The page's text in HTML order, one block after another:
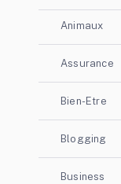
Animaux
Assurance
Bien-Etre
Blogging
Business